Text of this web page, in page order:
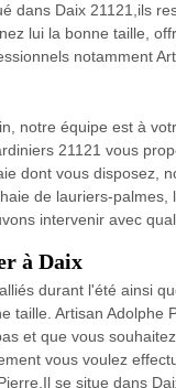
dans Daix 21121,ils
lui la bonne taille,
notamment
notre équipe est à
21121 vous
dont vous disposez,
de lauriers-
intervenir avec
à Daix
durant l'été ainsi
taille. Artisan
et que vous
vous voulez
se situe dans